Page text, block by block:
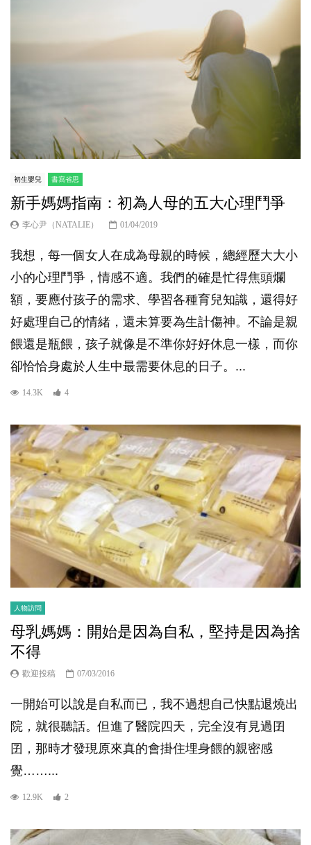
初生嬰兒 書寫省思
新手媽媽指南：初為人母的五大心理鬥爭
李心尹（NATALIE） 01/04/2019
我想，每一個女人在成為母親的時候，總經歷大大小
小的心理鬥爭，情感不適。我們的確是忙得焦頭爛
額，要應付孩子的需求、學習各種育兒知識，還得好
好處理自己的情緒，還未算要為生計傷神。不論是親
餵還是瓶餵，孩子就像是不準你好好休息一樣，而你
卻恰恰身處於人生中最需要休息的日子。...
14.3K 4
人物訪問
母乳媽媽：開始是因為自私，堅持是因為捨
不得
歡迎投稿 07/03/2016
一開始可以說是自私而已，我不過想自己快點退燒出
院，就很聽話。但進了醫院四天，完全沒有見過囝
囝，那時才發現原來真的會掛住埋身餵的親密感
覺……...
12.9K 2